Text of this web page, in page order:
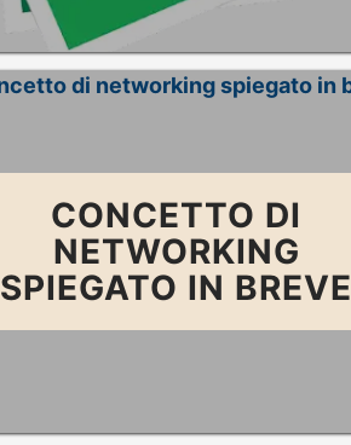
CONCETTO DI
NETWORKING
SPIEGATO IN BREVE